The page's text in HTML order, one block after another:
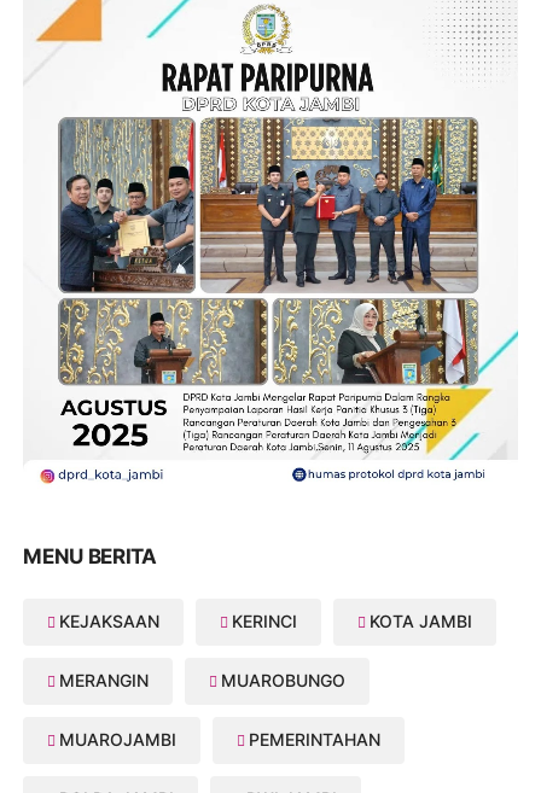
MENU BERITA
KEJAKSAAN KERINCI KOTA JAMBI
MERANGIN MUAROBUNGO
MUAROJAMBI PEMERINTAHAN